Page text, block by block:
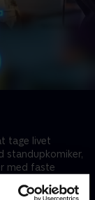
tage livet
standupkomiker,
med faste
han grebet, og